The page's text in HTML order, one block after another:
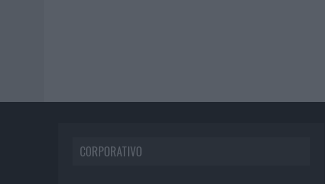
CORPORATIVO